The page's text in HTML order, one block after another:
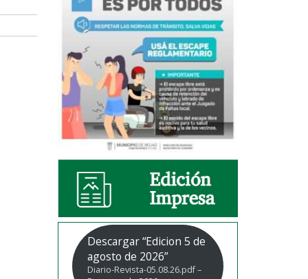
Descargar “Edicion 5 de
agosto de 2026”
Diario-Revista-05.08.26.pdf –